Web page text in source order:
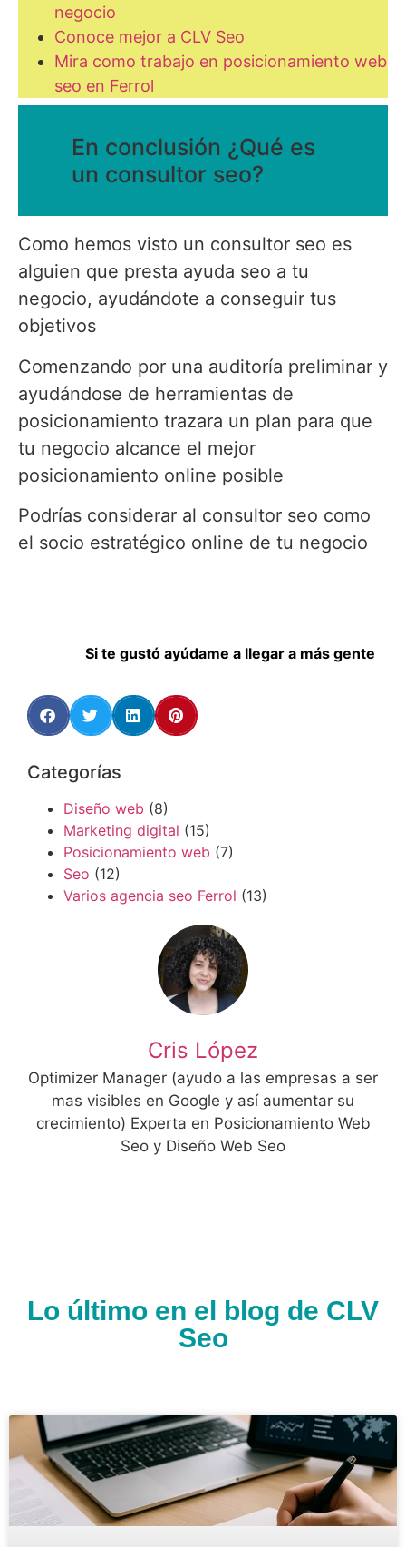
negocio
Conoce mejor a CLV Seo
Mira como trabajo en posicionamiento web
seo en Ferrol
En conclusión ¿Qué es
un consultor seo?
Como hemos visto un consultor seo es
alguien que presta ayuda seo a tu
negocio, ayudándote a conseguir tus
objetivos
Comenzando por una auditoría preliminar y
ayudándose de herramientas de
posicionamiento trazara un plan para que
tu negocio alcance el mejor
posicionamiento online posible
Podrías considerar al consultor seo como
el socio estratégico online de tu negocio
Si te gustó ayúdame a llegar a más gente
Categorías
Diseño web (8)
Marketing digital (15)
Posicionamiento web (7)
Seo (12)
Varios agencia seo Ferrol (13)
Cris López
Optimizer Manager (ayudo a las empresas a ser
mas visibles en Google y así aumentar su
crecimiento) Experta en Posicionamiento Web
Seo y Diseño Web Seo
Lo último en el blog de CLV
Seo